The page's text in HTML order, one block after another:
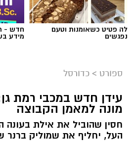
לה פטיט כשאומנות וטעם
נפגשים
חדש -
מידע
ספורט > כדורסל
עידן חדש במכבי רמת
מונה למאמן הקבוצה
חסין שהוביל את אילת בעונה